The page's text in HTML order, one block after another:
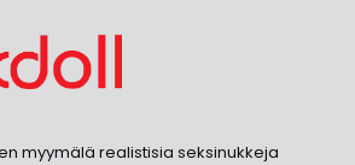
myymälä realistisia seksinukkeja